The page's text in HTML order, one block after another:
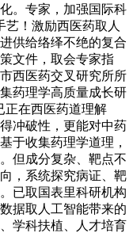
。专家，加强国际科
艺！激励西医药取人
供给络绎不绝的复合
文件，取会专家指
西医药交叉研究所所
药理学高质量成长研
正在西医药道理解
冲破性，更能对中药
于收集药理学道理，
但成分复杂、靶点不
，系统探究病证、靶
已取国表里科研机构
据取人工智能带来的
学科扶植、人才培育